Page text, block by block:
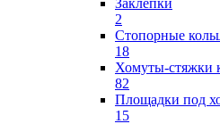
2
Стопорные
18
Хомуты-стяжки
82
Площадки под
15